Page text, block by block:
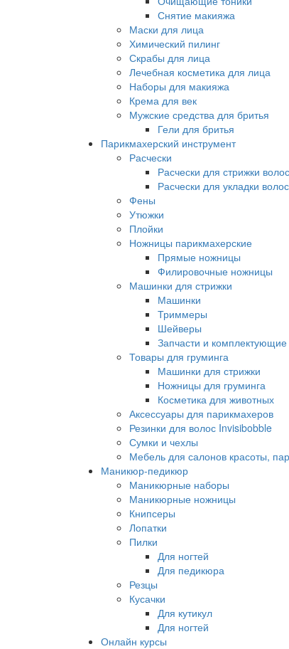
Снятие макияжа
Маски для лица
Химический пилинг
Скрабы для лица
Лечебная косметика для лица
Наборы для макияжа
Крема для век
Мужские средства для бритья
Гели для бритья
Парикмахерский инструмент
Расчески
Расчески для стрижки волос
Расчески для укладки волос
Фены
Утюжки
Плойки
Ножницы парикмахерские
Прямые ножницы
Филировочные ножницы
Машинки для стрижки
Машинки
Триммеры
Шейверы
Запчасти и комплектующие
Товары для груминга
Машинки для стрижки
Ножницы для груминга
Косметика для животных
Аксессуары для парикмахеров
Резинки для волос Invisibobble
Сумки и чехлы
Мебель для салонов красоты,
Маникюр-педикюр
Маникюрные наборы
Маникюрные ножницы
Книпсеры
Лопатки
Пилки
Для ногтей
Для педикюра
Резцы
Кусачки
Для кутикул
Для ногтей
Онлайн курсы